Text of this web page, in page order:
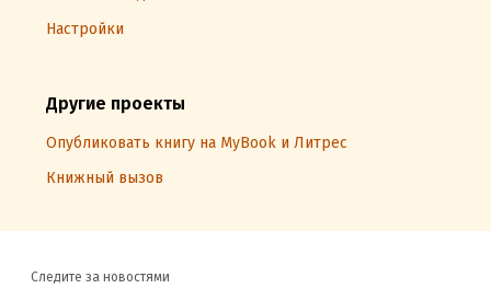
Настройки
Другие проекты
Опубликовать книгу на MyBook и Литрес
Книжный вызов
Следите за новостями